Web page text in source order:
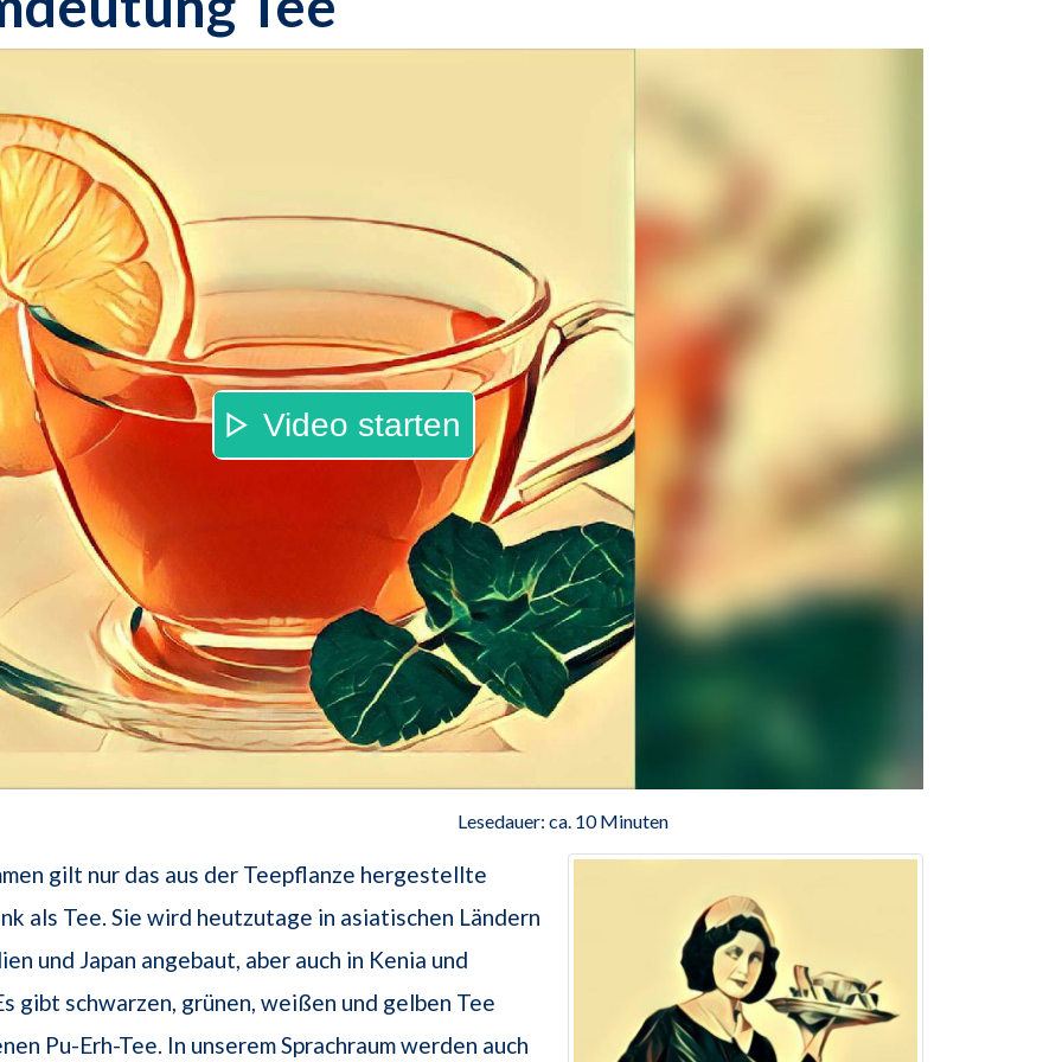
Video starten
Lesedauer: ca. 10 Minuten
gilt nur das aus der Teepflanze hergestellte
als Tee. Sie wird heutzutage in asiatischen Ländern
und Japan angebaut, aber auch in Kenia und
gibt schwarzen, grünen, weißen und gelben Tee
Pu-Erh-Tee. In unserem Sprachraum werden auch